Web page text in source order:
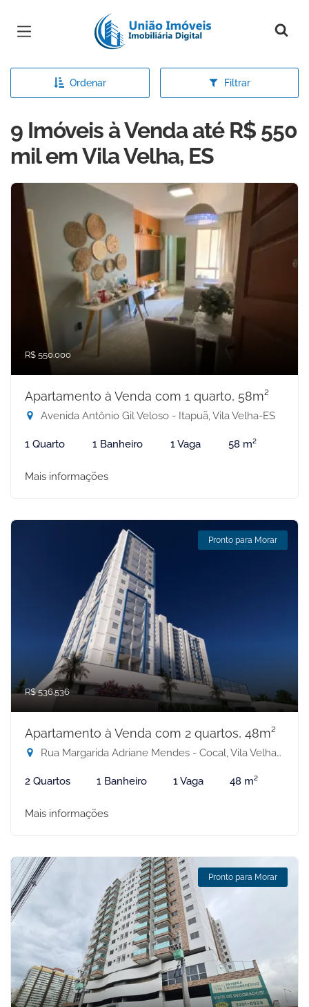
Página inicial
Ordenar Filtrar
9 Imóveis à Venda até R$ 550
mil em Vila Velha, ES
R$ 550.000
Apartamento à Venda com 1 quarto, 58m²
Avenida Antônio Gil Veloso - Itapuã, Vila Velha-ES
1 Quarto 1 Banheiro 1 Vaga 58 m²
Mais informações
Pronto para Morar
R$ 536.536
Apartamento à Venda com 2 quartos, 48m²
Rua Margarida Adriane Mendes - Cocal, Vila Velha-ES
2 Quartos 1 Banheiro 1 Vaga 48 m²
Mais informações
Pronto para Morar